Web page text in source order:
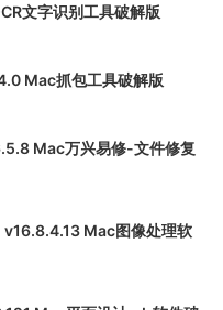
文字识别工具破解版
Mac抓包工具破解版
Mac万兴易修-文件修复
Mac图像处理软